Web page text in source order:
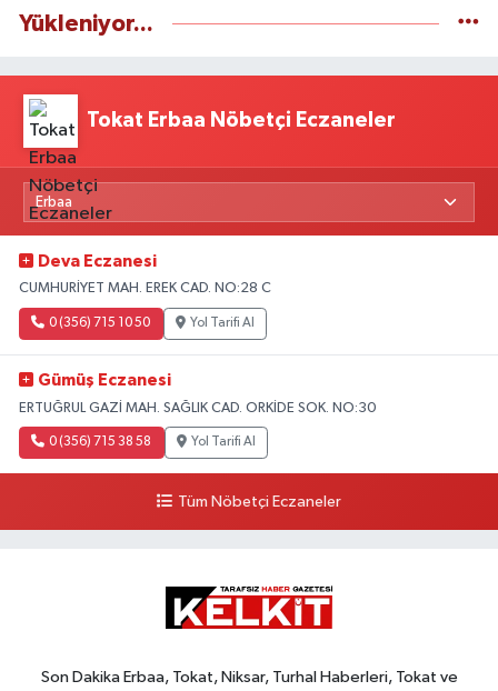
Yükleniyor...
Tokat Erbaa Nöbetçi Eczaneler
Deva Eczanesi
CUMHURİYET MAH. EREK CAD. NO:28 C
0 (356) 715 10 50 Yol Tarifi Al
Gümüş Eczanesi
ERTUĞRUL GAZİ MAH. SAĞLIK CAD. ORKİDE SOK. NO:30
0 (356) 715 38 58 Yol Tarifi Al
Tüm Nöbetçi Eczaneler
Son Dakika Erbaa, Tokat, Niksar, Turhal Haberleri, Tokat ve